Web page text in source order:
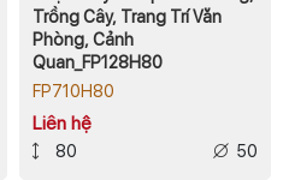
Trồng Cây, Trang Trí Văn
Phòng, Cảnh
Quan_FP128H80
FP710H80
Liên hệ
80 50